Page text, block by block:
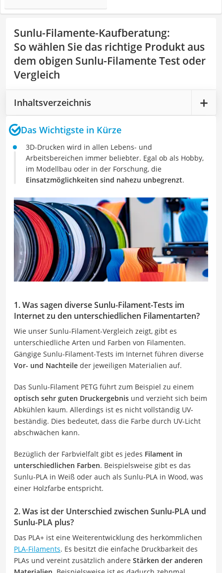
Sunlu-Filamente-Kaufberatung:
So wählen Sie das richtige Produkt aus
dem obigen Sunlu-Filamente Test oder
Vergleich
Inhaltsverzeichnis
Das Wichtigste in Kürze
3D-Drucken wird in allen Lebens- und
Arbeitsbereichen immer beliebter. Egal ob als Hobby,
im Modellbau oder in der Forschung, die
Einsatzmöglichkeiten sind nahezu unbegrenzt.
1. Was sagen diverse Sunlu-Filament-Tests im
Internet zu den unterschiedlichen Filamentarten?
Wie unser Sunlu-Filament-Vergleich zeigt, gibt es
unterschiedliche Arten und Farben von Filamenten.
Gängige Sunlu-Filament-Tests im Internet führen diverse
Vor- und Nachteile der jeweiligen Materialien auf.
Das Sunlu-Filament PETG führt zum Beispiel zu einem
optisch sehr guten Druckergebnis und verzieht sich beim
Abkühlen kaum. Allerdings ist es nicht vollständig UV-
beständig. Dies bedeutet, dass die Farbe durch UV-Licht
abschwächen kann.
Bezüglich der Farbvielfalt gibt es jedes Filament in
unterschiedlichen Farben. Beispielsweise gibt es das
Sunlu-PLA in Weiß oder auch als Sunlu-PLA in Wood, was
einer Holzfarbe entspricht.
2. Was ist der Unterschied zwischen Sunlu-PLA und
Sunlu-PLA plus?
Das PLA+ ist eine Weiterentwicklung des herkömmlichen
PLA-Filaments. Es besitzt die einfache Druckbarkeit des
PLAs und vereint zusätzlich andere Stärken der anderen